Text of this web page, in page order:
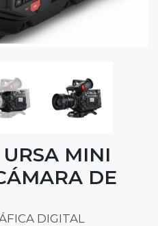
MINI
DE
DIGITAL